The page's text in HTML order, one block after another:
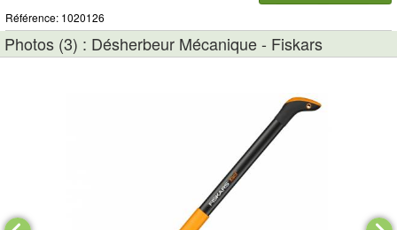
Référence: 1020126
Photos (3) : Désherbeur Mécanique - Fiskars